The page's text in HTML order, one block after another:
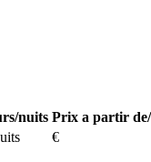
nuits Prix a partir
€